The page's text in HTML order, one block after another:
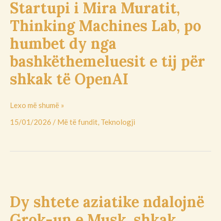
botë
–
në
çdo
TV*
Startupi i Mira Muratit,
Thinking Machines Lab, po
humbet dy nga
bashkëthemeluesit e tij për
shkak të OpenAI
Mira
Thinking
Machines
po
humbet
e
Lexo më shumë »
15/01/2026 / Më të fundit, Teknologji
Dy shtete aziatike ndalojnë
aziatike
ndalojnë